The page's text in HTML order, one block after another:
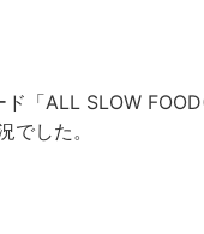
「ALL SLOW
した。